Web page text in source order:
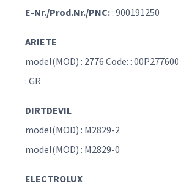
E-Nr./Prod.Nr./PNC:: 900191250
ARIETE
model(MOD) : 2776 Code: :
: GR
DIRTDEVIL
model(MOD) : M2829-2
model(MOD) : M2829-0
ELECTROLUX